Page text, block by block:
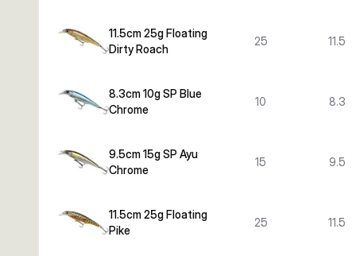
11.5cm 25g Floating
Dirty Roach
25 11.5
8.3cm 10g SP Blue
Chrome
10 8.3
9.5cm 15g SP Ayu
Chrome
15 9.5
11.5cm 25g Floating
Pike
25 11.5